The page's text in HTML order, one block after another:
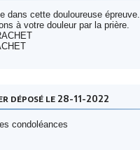
dans cette douloureuse épreuve.
à votre douleur par la prière.
déposé le 28-11-2022
condoléances